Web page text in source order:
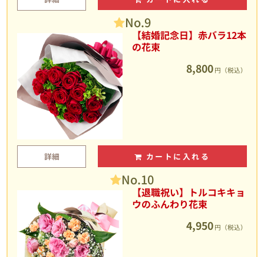
No.9
【結婚記念日】赤バラ12本
の花束
8,800 円（税込）
詳細 カートに入れる
No.10
【退職祝い】トルコキキョ
ウのふんわり花束
4,950 円（税込）